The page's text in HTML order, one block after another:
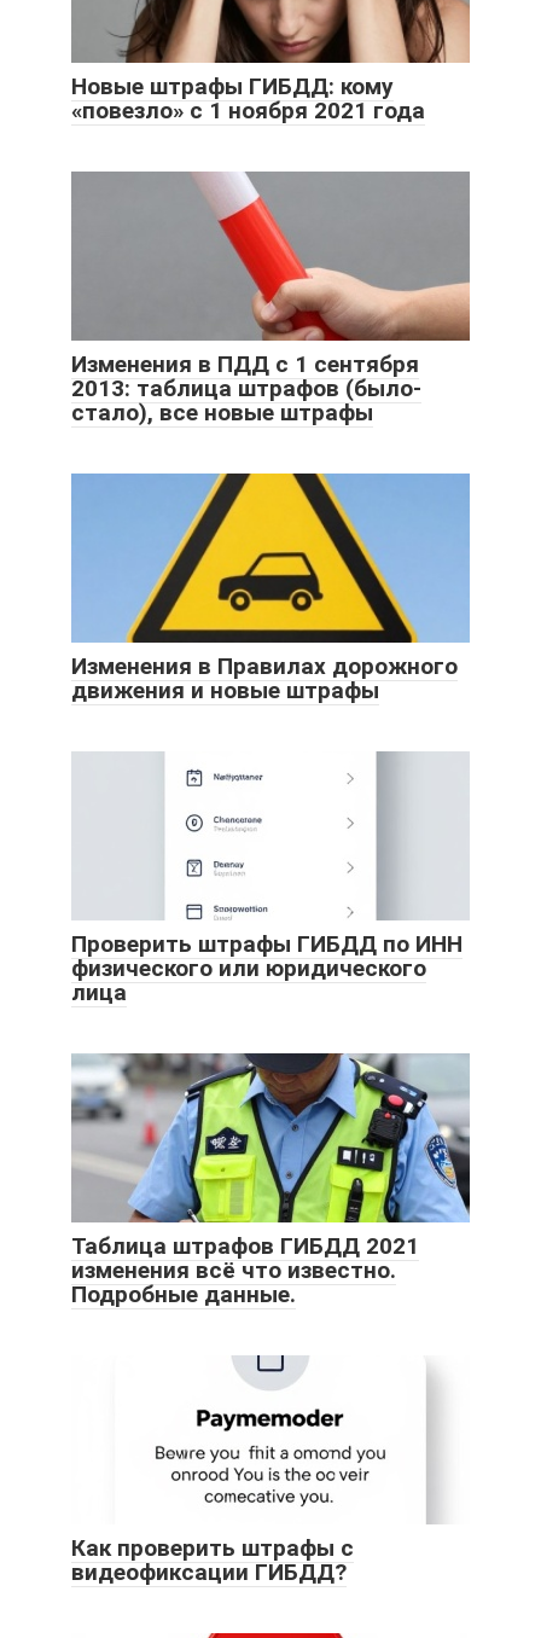
Новые штрафы ГИБДД: кому
«повезло» с 1 ноября 2021 года
Изменения в ПДД с 1 сентября
2013: таблица штрафов (было-
стало), все новые штрафы
Изменения в Правилах дорожного
движения и новые штрафы
Проверить штрафы ГИБДД по ИНН
физического или юридического
лица
Таблица штрафов ГИБДД 2021
изменения всё что известно.
Подробные данные.
Как проверить штрафы с
видеофиксации ГИБДД?